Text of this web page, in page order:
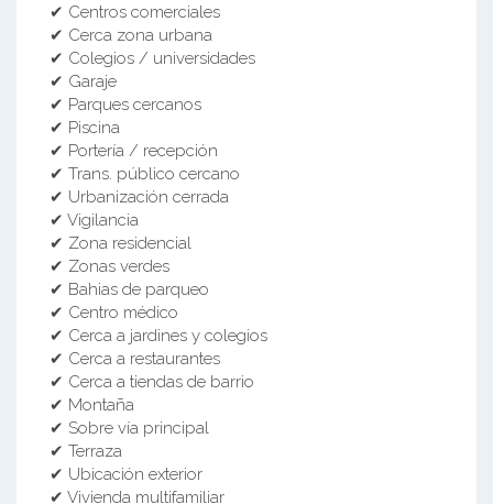
✔ Centros comerciales
✔ Cerca zona urbana
✔ Colegios / universidades
✔ Garaje
✔ Parques cercanos
✔ Piscina
✔ Portería / recepción
✔ Trans. público cercano
✔ Urbanización cerrada
✔ Vigilancia
✔ Zona residencial
✔ Zonas verdes
✔ Bahias de parqueo
✔ Centro médico
✔ Cerca a jardines y colegios
✔ Cerca a restaurantes
✔ Cerca a tiendas de barrio
✔ Montaña
✔ Sobre vía principal
✔ Terraza
✔ Ubicación exterior
✔ Vivienda multifamiliar